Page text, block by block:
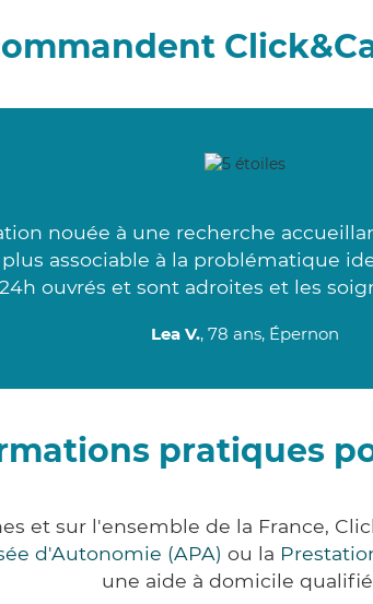
nouée à une recherche
associable à la problématique
ouvrés et sont adroites et les
Lea V., 78 ans, Épernon
pratiques
et sur l'ensemble de la France,
d'Autonomie (APA) ou la
une aide à domicile